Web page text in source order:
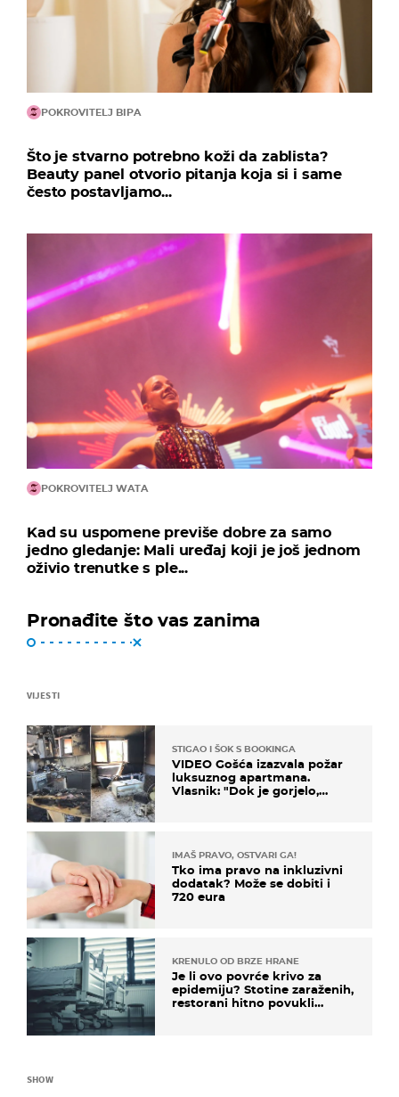
POKROVITELJ BIPA
Što je stvarno potrebno koži da zablista?
Beauty panel otvorio pitanja koja si i same
često postavljamo...
POKROVITELJ WATA
Kad su uspomene previše dobre za samo
jedno gledanje: Mali uređaj koji je još jednom
oživio trenutke s ple...
Pronađite što vas zanima
VIJESTI
STIGAO I ŠOK S BOOKINGA
VIDEO Gošća izazvala požar
luksuznog apartmana.
Vlasnik: "Dok je gorjelo,
IMAŠ PRAVO, OSTVARI GA!
Tko ima pravo na inkluzivni
dodatak? Može se dobiti i
720 eura
KRENULO OD BRZE HRANE
Je li ovo povrće krivo za
epidemiju? Stotine zaraženih,
restorani hitno povukli
SHOW